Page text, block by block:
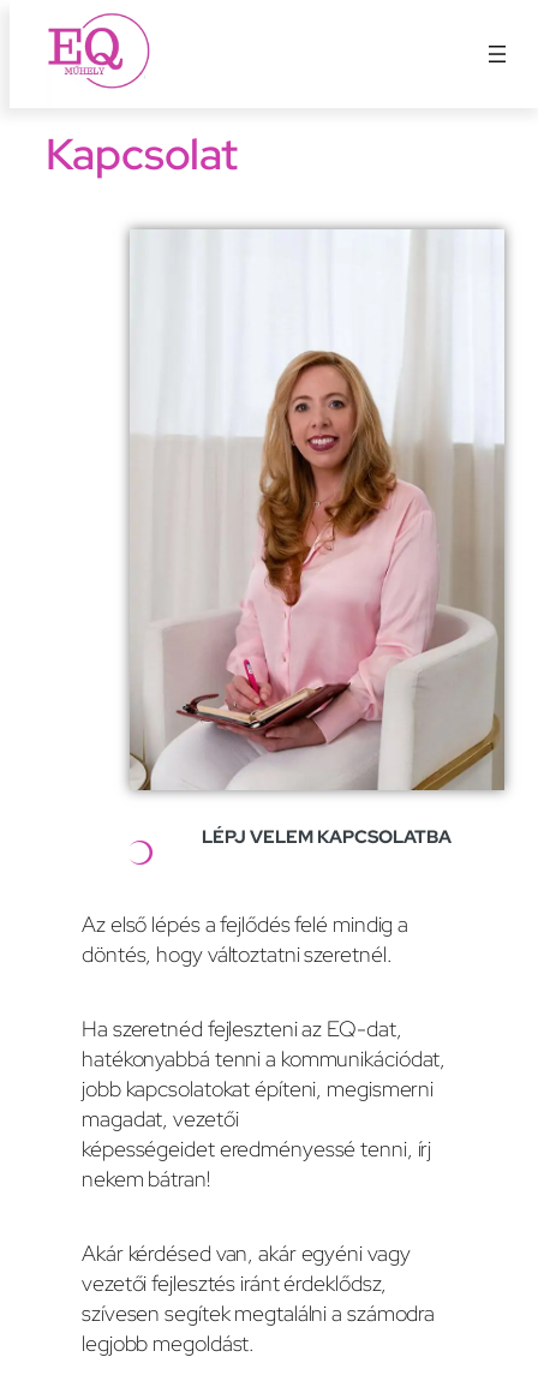
Ugrás
tartalomhoz
Kapcsolat
LÉPJ VELEM KAPCSOLATBA
Az első lépés a fejlődés felé mindig a
döntés, hogy változtatni szeretnél.
Ha szeretnéd fejleszteni az EQ-dat,
hatékonyabbá tenni a kommunikációdat,
jobb kapcsolatokat építeni, megismerni
magadat, vezetői
képességeidet eredményessé tenni, írj
nekem bátran!
Akár kérdésed van, akár egyéni vagy
vezetői fejlesztés iránt érdeklődsz,
szívesen segítek megtalálni a számodra
legjobb megoldást.